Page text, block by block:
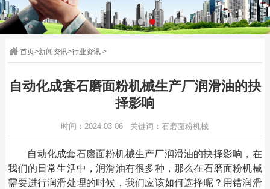
首页>新闻资讯>行业资讯 >
自动化成套石磨面粉机械生产厂润滑油的抉
择影响
时间：2024-03-06 关键词：石磨面粉机械
自动化成套石磨面粉机械生产厂润滑油的抉择影响，在
我们的日常生活中，润滑油有很多种，那么在石磨面粉机械
需要进行润滑处理的时候，我们应该如何选择呢？用错润滑